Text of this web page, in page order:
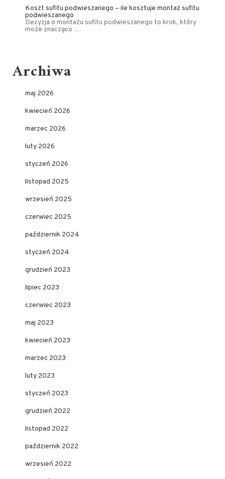
Koszt sufitu podwieszanego – ile kosztuje montaż sufitu
podwieszanego
Decyzja o montażu sufitu podwieszanego to krok, który
może znacząco …
Archiwa
maj 2026
kwiecień 2026
marzec 2026
luty 2026
styczeń 2026
listopad 2025
wrzesień 2025
czerwiec 2025
październik 2024
styczeń 2024
grudzień 2023
lipiec 2023
czerwiec 2023
maj 2023
kwiecień 2023
marzec 2023
luty 2023
styczeń 2023
grudzień 2022
listopad 2022
październik 2022
wrzesień 2022